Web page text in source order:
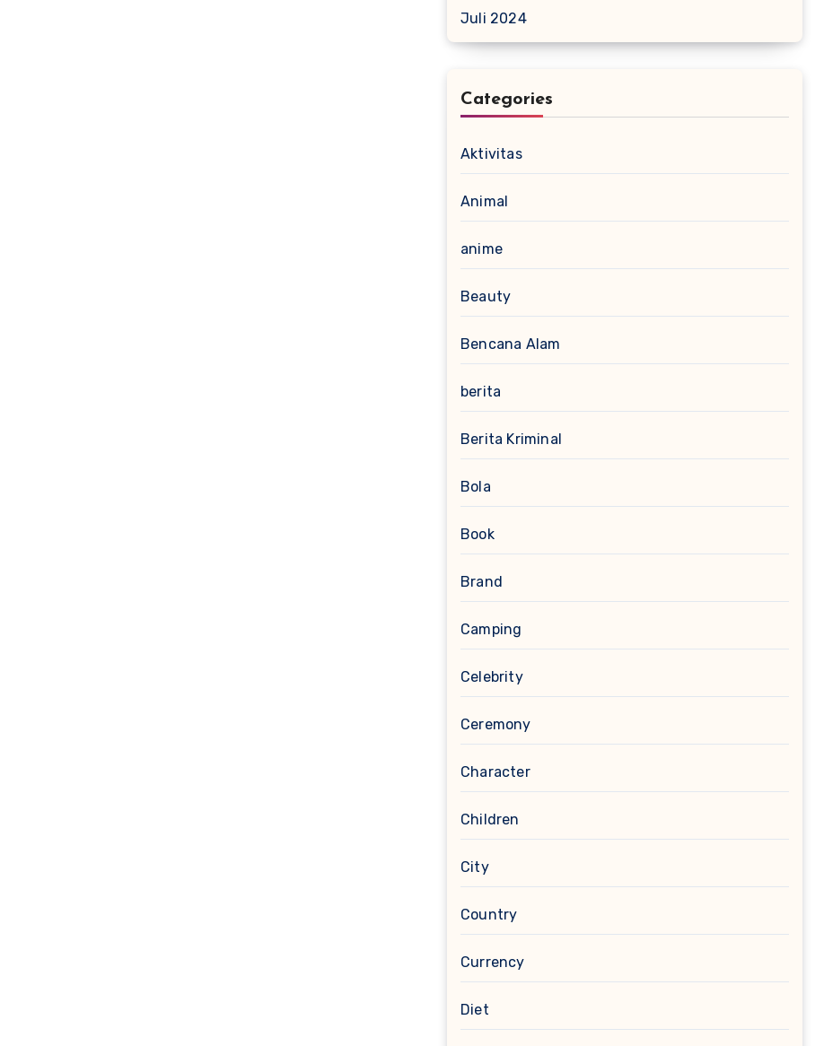
Juli 2024
Categories
Aktivitas
Animal
anime
Beauty
Bencana Alam
berita
Berita Kriminal
Bola
Book
Brand
Camping
Celebrity
Ceremony
Character
Children
City
Country
Currency
Diet